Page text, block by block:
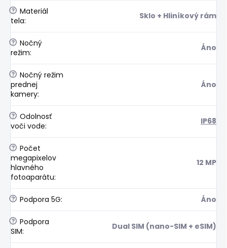
? Materiál
tela: Sklo + Hliníkový rám
? Nočný
režim: Áno
? Nočný režim
prednej
kamery:
Áno
? Odolnosť
voči vode: IP68
? Počet
megapixelov
hlavného
fotoaparátu:
12 MP
? Podpora 5G: Áno
? Podpora
SIM: Dual SIM (nano-SIM + eSIM)